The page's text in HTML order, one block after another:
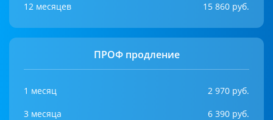
12 месяцев
15 860 руб.
ПРОФ продление
1 месяц
2 970 руб.
3 месяца
6 390 руб.